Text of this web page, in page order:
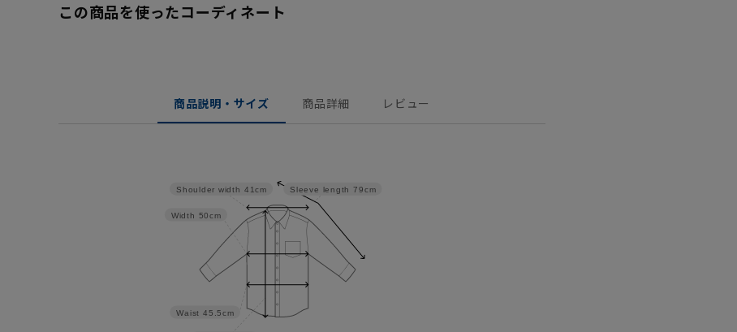
この商品を使ったコーディネート
商品説明・サイズ 商品詳細 レビュー
Sleeve length 79cm
Waist 45.5cm
Width 50cm
Shoulder width 41cm